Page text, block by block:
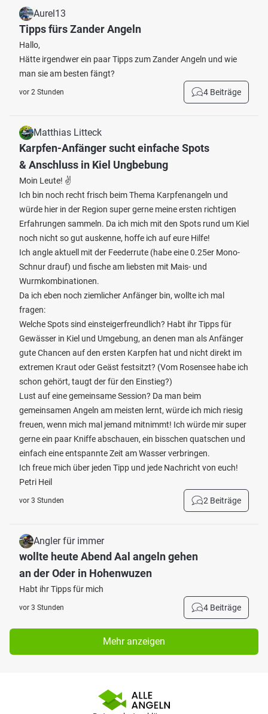
Aurel13
Tipps fürs Zander Angeln
Hallo,
Hätte irgendwer ein paar Tipps zum Zander Angeln und wie
man sie am besten fängt?
vor 2 Stunden 4 Beiträge
Matthias Litteck
Karpfen-Anfänger sucht einfache Spots
& Anschluss in Kiel Ungbebung
Moin Leute! ✌️
Ich bin noch recht frisch beim Thema Karpfenangeln und
würde hier in der Region super gerne meine ersten richtigen
Erfahrungen sammeln. Da ich mich mit den Spots rund um Kiel
noch nicht so gut auskenne, hoffe ich auf eure Hilfe!
Ich angle aktuell mit der Feederrute (habe eine 0.25er Mono-
Schnur drauf) und fische am liebsten mit Mais- und
Wurmkombinationen.
Da ich eben noch ziemlicher Anfänger bin, wollte ich mal
fragen:
Welche Spots sind einsteigerfreundlich? Habt ihr Tipps für
Gewässer in Kiel und Umgebung, an denen man als Anfänger
gute Chancen auf den ersten Karpfen hat und nicht direkt im
extremen Kraut oder Geäst festsitzt? (Vom Rosensee habe ich
schon gehört, taugt der für den Einstieg?)
Lust auf eine gemeinsame Session? Da man beim
gemeinsamen Angeln am meisten lernt, würde ich mich riesig
freuen, wenn mich mal jemand mitnimmt! Ich würde mir super
gerne ein paar Kniffe abschauen, ein bisschen quatschen und
einfach eine entspannte Zeit am Wasser verbringen.
Ich freue mich über jeden Tipp und jede Nachricht von euch!
Petri Heil
vor 3 Stunden 2 Beiträge
Angler für immer
wollte heute Abend Aal angeln gehen
an der Oder in Hohenwuzen
Habt ihr Tipps für mich
vor 3 Stunden 4 Beiträge
Mehr anzeigen